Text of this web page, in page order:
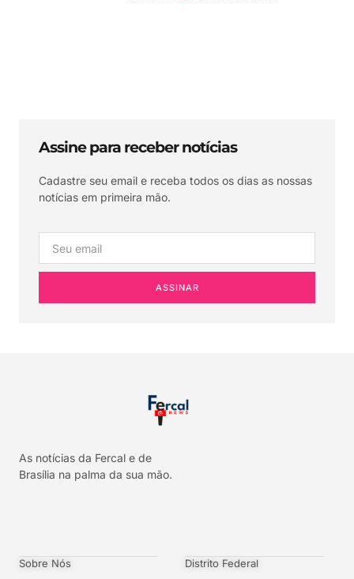
Assine para receber notícias
Cadastre seu email e receba todos os dias as nossas
notícias em primeira mão.
ASSINAR
As notícias da Fercal e de
Brasília na palma da sua mão.
Sobre Nós Distrito Federal